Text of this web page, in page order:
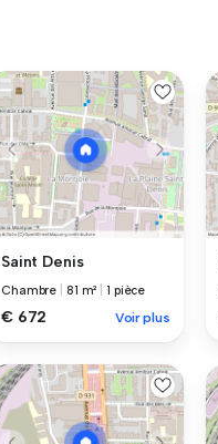
Saint Denis
Chambre 81 m² 1 pièce
€ 672 Voir plus